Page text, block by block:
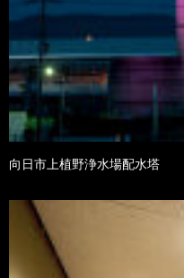
向日市上植野浄水場配水塔